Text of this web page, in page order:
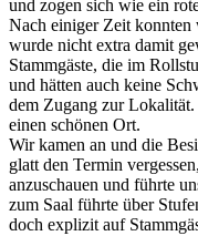
und zogen sich wie ein
Nach einiger Zeit
wurde nicht extra damit
Stammgäste, die im
und hätten auch keine
dem Zugang zur Lokalität.
einen schönen Ort.
Wir kamen an und die
glatt den Termin
anzuschauen und führte
zum Saal führte über
doch explizit auf